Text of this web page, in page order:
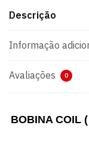
Descrição
Informação
Avaliações 0
BOBINA COIL